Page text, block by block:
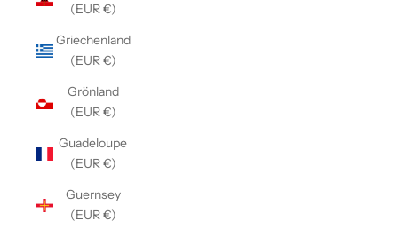
(EUR €)
Griechenland
(EUR €)
Grönland
(EUR €)
Guadeloupe
(EUR €)
Guernsey
(EUR €)